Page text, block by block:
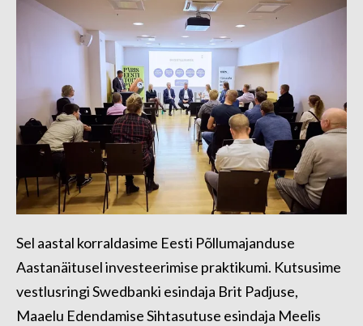
Sel aastal korraldasime Eesti Põllumajanduse
Aastanäitusel investeerimise praktikumi. Kutsusime
vestlusringi Swedbanki esindaja Brit Padjuse,
Maaelu Edendamise Sihtasutuse esindaja Meelis